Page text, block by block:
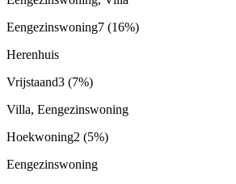
Eengezinswoning7 (16%)
Herenhuis
Vrijstaand3 (7%)
Villa, Eengezinswoning
Hoekwoning2 (5%)
Eengezinswoning